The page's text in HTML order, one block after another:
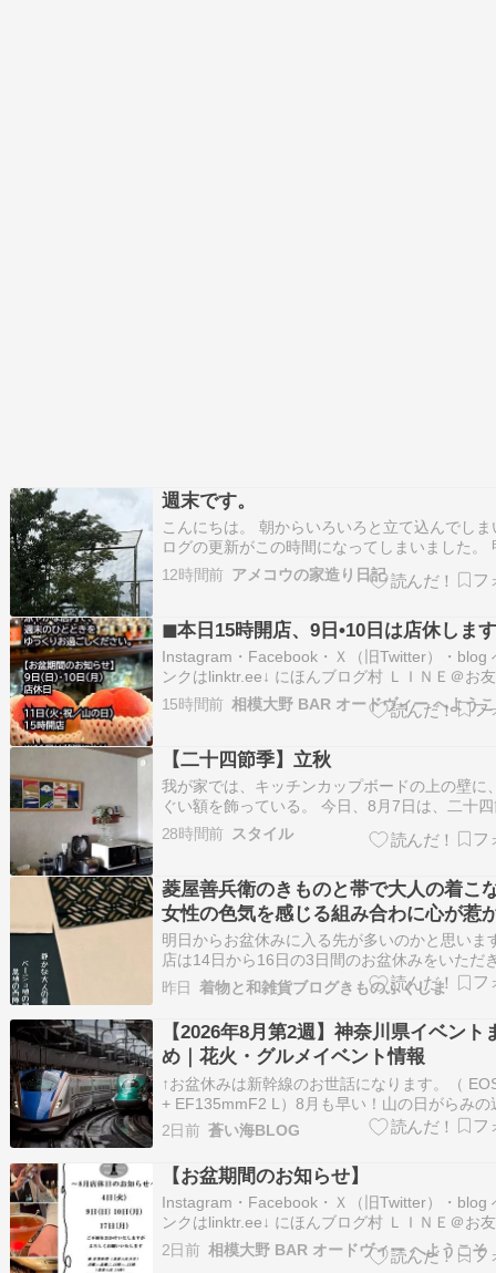
週末です。
こんにちは。 朝からいろいろと立て込んでしま
ログの更新がこの時間になってしまいました。
勝沼町勝沼地域はくもりで、今にも雨が降り出
な空です。雷も鳴り始めました 明日は日曜日
いかと思いますが、良い週末をお過…
12時間前 アメコウの家造り日記
◼︎本日15時開店、9日•10日は店休しま
Instagram・Facebook・Ｘ（旧Twitter）・blog
ンクはlinktr.ee↓ にほんブログ村 ＬＩＮＥ＠お
加をよろしくお願いします。 8月8日（土）、
時開店。涼やかな店内で、週末のひとときをゆ
15時間前 相模大野 BAR オードヴィー へよう
【二十四節季】立秋
我が家では、キッチンカップボードの上の壁に
ぐい額を飾っている。 今日、8月7日は、二十
でいうと「立秋（りっしゅう）」。 秋のはじま
残る暑さにうだるころ 「立秋なんだから秋ら
ずつだよって感じ。 8月11日…
28時間前 スタイル
菱屋善兵衛のきものと帯で大人の着こ
女性の色気を感じる組み合わに心が惹
明日からお盆休みに入る先が多いのかと思いま
店は14日から16日の3日間のお盆休みをいただ
す。 お盆の時期は妻のお墓参りをしてくださる
くいまして、綺麗な状態でお迎えできればと朝
お墓の掃除に行ってまいりました。 夏の力強
が容赦なく振り落ちる朝でしたが、妻…
昨日 着物と和雑貨ブログきものふくしま
【2026年8月第2週】神奈川県イベント
め｜花火・グルメイベント情報
↑お盆休みは新幹線のお世話になります。（
+ EF135mmF2 L）8月も早い！山の日がらみの
連休・お盆休みの方も多いのではないでしょう
週末の神奈川県南部は夏祭り・夏を楽しむイベ
沢山！花火大会にビーチイベントなど、夏のイ
が目白押しです。特に…
2日前 蒼い海BLOG
【お盆期間のお知らせ】
Instagram・Facebook・Ｘ（旧Twitter）・blog
ンクはlinktr.ee↓ にほんブログ村 ＬＩＮＥ＠お
加をよろしくお願いします。 【お盆期間のお知
9日（日）・10日（月）は店休日です。11日（
2日前 相模大野 BAR オードヴィー へようこそ